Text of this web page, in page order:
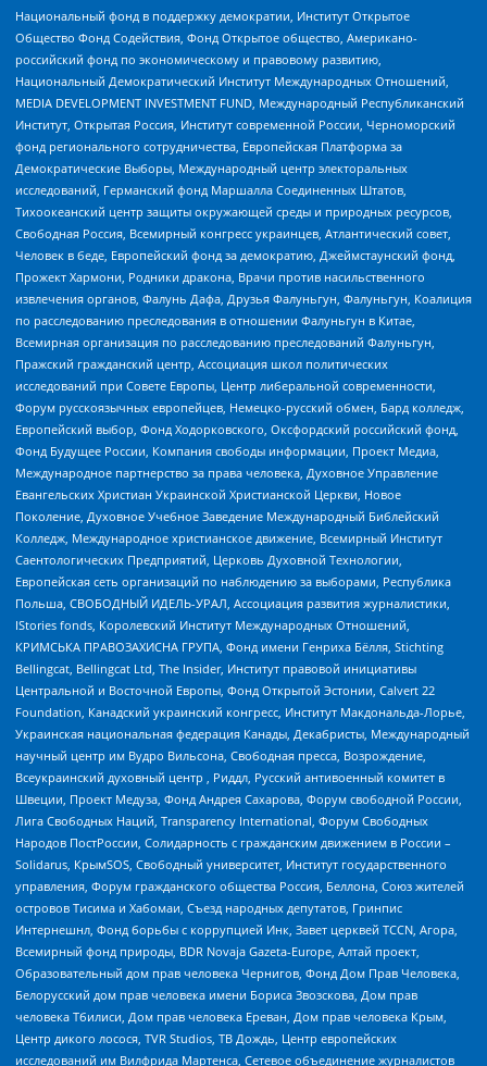
Национальный фонд в поддержку демократии, Институт Открытое
Общество Фонд Содействия, Фонд Открытое общество, Американо-
российский фонд по экономическому и правовому развитию,
Национальный Демократический Институт Международных Отношений,
MEDIA DEVELOPMENT INVESTMENT FUND, Международный Республиканский
Институт, Открытая Россия, Институт современной России, Черноморский
фонд регионального сотрудничества, Европейская Платформа за
Демократические Выборы, Международный центр электоральных
исследований, Германский фонд Маршалла Соединенных Штатов,
Тихоокеанский центр защиты окружающей среды и природных ресурсов,
Свободная Россия, Всемирный конгресс украинцев, Атлантический совет,
Человек в беде, Европейский фонд за демократию, Джеймстаунский фонд,
Прожект Хармони, Родники дракона, Врачи против насильственного
извлечения органов, Фалунь Дафа, Друзья Фалуньгун, Фалуньгун, Коалиция
по расследованию преследования в отношении Фалуньгун в Китае,
Всемирная организация по расследованию преследований Фалуньгун,
Пражский гражданский центр, Ассоциация школ политических
исследований при Совете Европы, Центр либеральной современности,
Форум русскоязычных европейцев, Немецко-русский обмен, Бард колледж,
Европейский выбор, Фонд Ходорковского, Оксфордский российский фонд,
Фонд Будущее России, Компания свободы информации, Проект Медиа,
Международное партнерство за права человека, Духовное Управление
Евангельских Христиан Украинской Христианской Церкви, Новое
Поколение, Духовное Учебное Заведение Международный Библейский
Колледж, Международное христианское движение, Всемирный Институт
Саентологических Предприятий, Церковь Духовной Технологии,
Европейская сеть организаций по наблюдению за выборами, Республика
Польша, СВОБОДНЫЙ ИДЕЛЬ-УРАЛ, Ассоциация развития журналистики,
IStories fonds, Королевский Институт Международных Отношений,
КРИМСЬКА ПРАВОЗАХИСНА ГРУПА, Фонд имени Генриха Бёлля, Stichting
Bellingcat, Bellingcat Ltd, The Insider, Институт правовой инициативы
Центральной и Восточной Европы, Фонд Открытой Эстонии, Calvert 22
Foundation, Канадский украинский конгресс, Институт Макдональда-Лорье,
Украинская национальная федерация Канады, Декабристы, Международный
научный центр им Вудро Вильсона, Свободная пресса, Возрождение,
Всеукраинский духовный центр , Риддл, Русский антивоенный комитет в
Швеции, Проект Медуза, Фонд Андрея Сахарова, Форум свободной России,
Лига Свободных Наций, Transparеncy International, Форум Свободных
Народов ПостРоссии, Солидарность с гражданским движением в России –
Solidarus, КрымSOS, Свободный университет, Институт государственного
управления, Форум гражданского общества Россия, Беллона, Союз жителей
островов Тисима и Хабомаи, Съезд народных депутатов, Гринпис
Интернешнл, Фонд борьбы с коррупцией Инк, Завет церквей TCCN, Агора,
Всемирный фонд природы, BDR Novaja Gazeta-Europe, Алтай проект,
Образовательный дом прав человека Чернигов, Фонд Дом Прав Человека,
Белорусский дом прав человека имени Бориса Звозскова, Дом прав
человека Тбилиси, Дом прав человека Ереван, Дом прав человека Крым,
Центр дикого лосося, TVR Studios, ТВ Дождь, Центр европейских
исследований им Вилфрида Мартенса, Сетевое объединение журналистов